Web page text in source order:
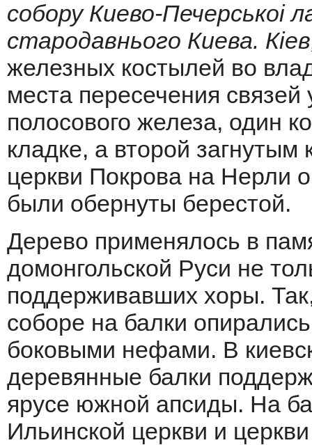
собору Киево-Печерськоi
стародавнього Киева.
железных костылей во
места пересечения
полосового железа, один
кладке, а второй
церкви Покрова на Нерли
были обернуты берестой.
Дерево применялось в
домонгольской Руси не
поддерживавших хоры.
соборе на балки
боковыми нефами. В
деревянные балки
ярусе южной апсиды. На
Ильинской церкви и